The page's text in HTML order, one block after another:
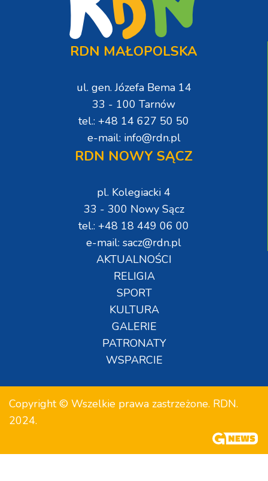
RDN MAŁOPOLSKA
ul. gen. Józefa Bema 14
33 - 100 Tarnów
tel.: +48 14 627 50 50
e-mail: info@rdn.pl
RDN NOWY SĄCZ
pl. Kolegiacki 4
33 - 300 Nowy Sącz
tel.: +48 18 449 06 00
e-mail: sacz@rdn.pl
AKTUALNOŚCI
RELIGIA
SPORT
KULTURA
GALERIE
PATRONATY
WSPARCIE
Copyright © Wszelkie prawa zastrzeżone. RDN.
2024.